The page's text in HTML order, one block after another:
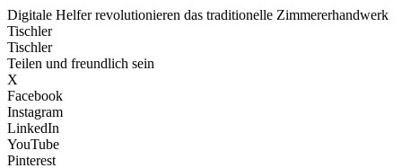
Digitale Helfer revolutionieren das traditionelle Zimmererhandwerk
Tischler
Tischler
Teilen und freundlich sein
X
Facebook
Instagram
LinkedIn
YouTube
Pinterest